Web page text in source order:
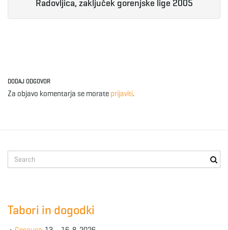
Radovljica, zaključek gorenjske lige 2005
DODAJ ODGOVOR
Za objavo komentarja se morate prijaviti.
e
Tabori in dogodki